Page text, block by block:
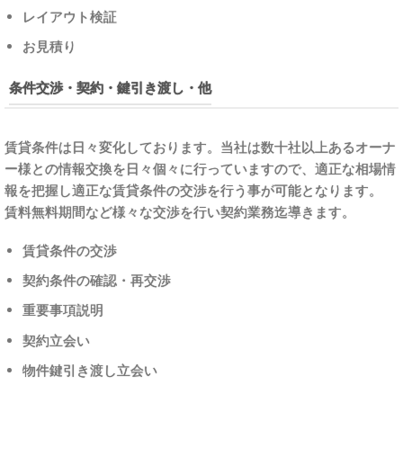
レイアウト検証
お見積り
条件交渉・契約・鍵引き渡し・他
賃貸条件は日々変化しております。当社は数十社以上あるオーナ
ー様との情報交換を日々個々に行っていますので、適正な相場情
報を把握し適正な賃貸条件の交渉を行う事が可能となります。
賃料無料期間など様々な交渉を行い契約業務迄導きます。
賃貸条件の交渉
契約条件の確認・再交渉
重要事項説明
契約立会い
物件鍵引き渡し立会い